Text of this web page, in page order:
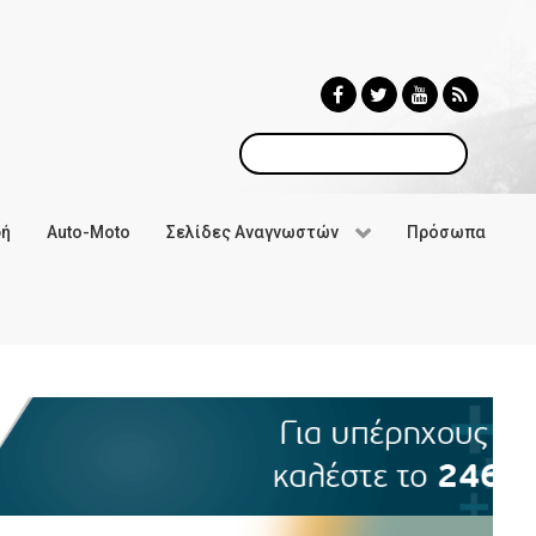
Αναζήτηση
Auto-Moto Σελίδες Αναγνωστών Πρόσωπα